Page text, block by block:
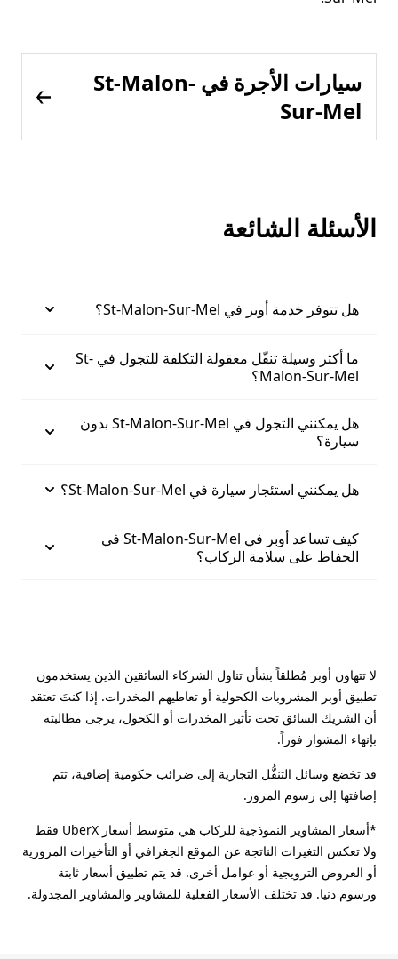
سيارات الأجرة في St-Malon-
Sur-Mel
الأسئلة الشائعة
هل تتوفر خدمة أوبر في St-Malon-Sur-Mel؟
ما أكثر وسيلة تنقّل معقولة التكلفة للتجول في St-
Malon-Sur-Mel؟
هل يمكنني التجول في St-Malon-Sur-Mel بدون
سيارة؟
هل يمكنني استئجار سيارة في St-Malon-Sur-Mel؟
كيف تساعد أوبر في St-Malon-Sur-Mel في
الحفاظ على سلامة الركاب؟
لا تتهاون أوبر مُطلقاً بشأن تناول الشركاء السائقين الذين يستخدمون
تطبيق أوبر المشروبات الكحولية أو تعاطيهم المخدرات. إذا كنتَ تعتقد
أن الشريك السائق تحت تأثير المخدرات أو الكحول، يرجى مطالبته
بإنهاء المشوار فوراً.
قد تخضع وسائل التنقُّل التجارية إلى ضرائب حكومية إضافية، تتم
إضافتها إلى رسوم المرور.
*أسعار المشاوير النموذجية للركاب هي متوسط أسعار UberX فقط
ولا تعكس التغيرات الناتجة عن الموقع الجغرافي أو التأخيرات المرورية
أو العروض الترويجية أو عوامل أخرى. قد يتم تطبيق أسعار ثابتة
ورسوم دنيا. قد تختلف الأسعار الفعلية للمشاوير والمشاوير المجدولة.